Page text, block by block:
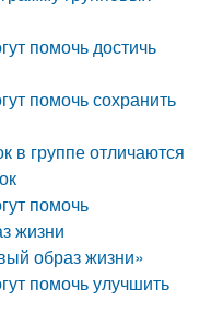
помочь достичь
помочь сохранить
в группе отличаются
помочь
жизни
образ жизни»
помочь улучшить